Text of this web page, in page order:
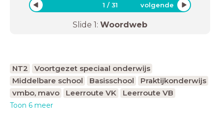
1 /31 volgende
Slide 1: Woordweb
NT2
Voortgezet speciaal onderwijs
Middelbare school
Basisschool
Praktijkonderwijs
vmbo, mavo
Leerroute VK Leerroute VB
Toon 6 meer